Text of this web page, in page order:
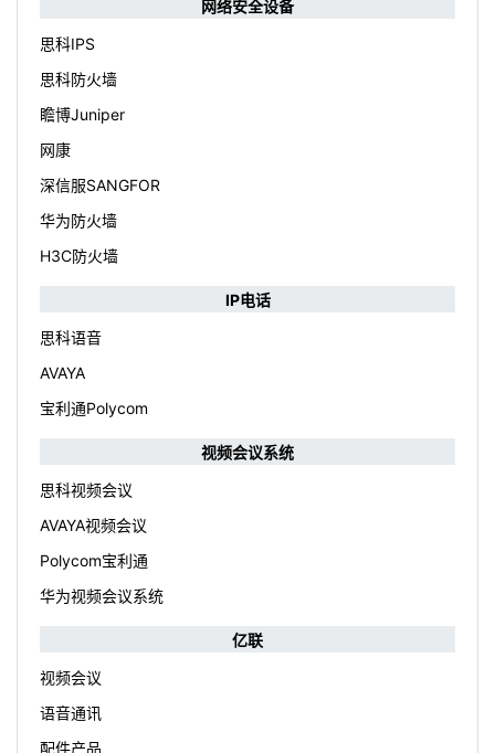
网络安全设备
思科IPS
思科防火墙
瞻博Juniper
网康
深信服SANGFOR
华为防火墙
H3C防火墙
IP电话
思科语音
AVAYA
宝利通Polycom
视频会议系统
思科视频会议
AVAYA视频会议
Polycom宝利通
华为视频会议系统
亿联
视频会议
语音通讯
配件产品